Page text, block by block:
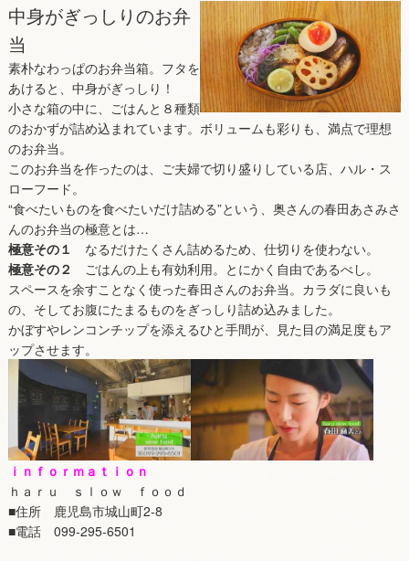
中身がぎっしりのお弁
当
素朴なわっぱのお弁当箱。フタを
あけると、中身がぎっしり！
小さな箱の中に、ごはんと８種類
のおかずが詰め込まれています。ボリュームも彩りも、満点で理想
のお弁当。
このお弁当を作ったのは、ご夫婦で切り盛りしている店、ハル・ス
ローフード。
“食べたいものを食べたいだけ詰める”という、奥さんの春田あさみさ
んのお弁当の極意とは…
極意その１
なるだけたくさん詰めるため、仕切りを使わない。
極意その２
ごはんの上も有効利用。とにかく自由であるべし。
スペースを余すことなく使った春田さんのお弁当。カラダに良いも
の、そしてお腹にたまるものをぎっしり詰め込みました。
かぼすやレンコンチップを添えるひと手間が、見た目の満足度もア
ップさせます。
ｉｎｆｏｒｍａｔｉｏｎ
ｈａｒｕ ｓｌｏｗ ｆｏｏｄ
■住所 鹿児島市城山町2-8
■電話 099-295-6501